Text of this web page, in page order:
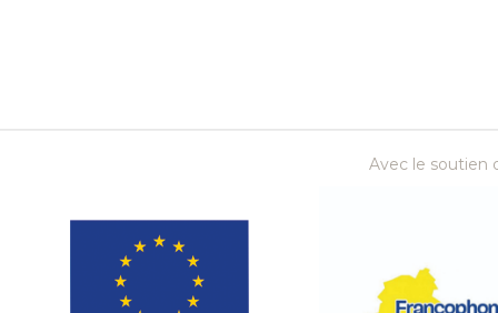
Avec le soutien